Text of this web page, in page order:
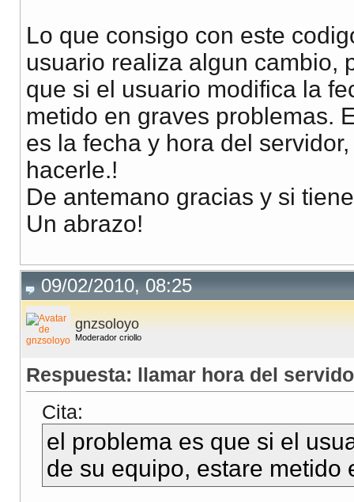
Lo que consigo con este
usuario realiza algun cambio,
que si el usuario modifica la
metido en graves problemas.
es la fecha y hora del
hacerle.!
De antemano gracias y si
Un abrazo!
09/02/2010, 08:25
gnzsoloyo
Moderador criollo
Respuesta: llamar hora del
Cita:
el problema es que si el
de su equipo, estare metido